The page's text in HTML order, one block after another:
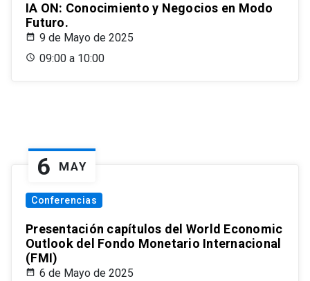
IA ON: Conocimiento y Negocios en Modo
Futuro.
9 de Mayo de 2025
09:00 a 10:00
6 MAY
Conferencias
Presentación capítulos del World Economic
Outlook del Fondo Monetario Internacional
(FMI)
6 de Mayo de 2025